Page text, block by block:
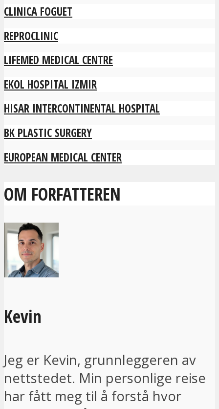
CLINICA FOGUET
REPROCLINIC
LIFEMED MEDICAL CENTRE
EKOL HOSPITAL IZMIR
HISAR INTERCONTINENTAL HOSPITAL
BK PLASTIC SURGERY
EUROPEAN MEDICAL CENTER
OM FORFATTEREN
Kevin
Jeg er Kevin, grunnleggeren av
nettstedet. Min personlige reise
har fått meg til å forstå hvor